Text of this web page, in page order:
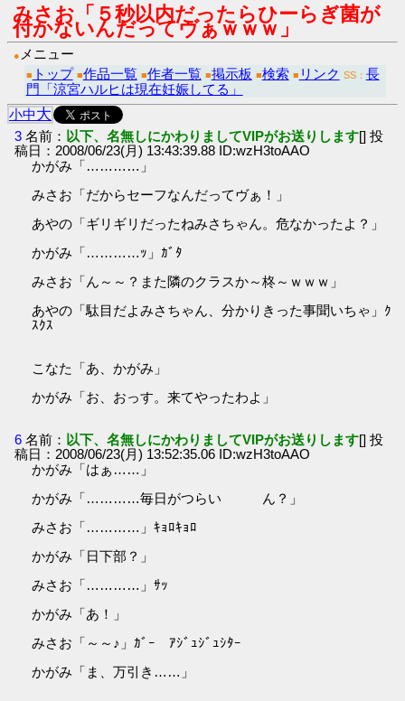
みさお「５秒以内だったらひーらぎ菌が
付かないんだってヴぁｗｗｗ」
● メニュー
■ トップ ■作品一覧 ■作者一覧 ■掲示板 ■検索 ■ リンク SS： 長
門「涼宮ハルヒは現在妊娠してる」
小中大
3 名前： 以下、名無しにかわりましてVIPがお送りします[] 投
稿日：2008/06/23(月) 13:43:39.88 ID:wzH3toAAO
かがみ「…………」
みさお「だからセーフなんだってヴぁ！」
あやの「ギリギリだったねみさちゃん。危なかったよ？」
かがみ「…………ｯ」ｶﾞﾀ
みさお「ん～～？また隣のクラスか～柊～ｗｗｗ」
あやの「駄目だよみさちゃん、分かりきった事聞いちゃ」ｸ
ｽｸｽ
こなた「あ、かがみ」
かがみ「お、おっす。来てやったわよ」
6 名前： 以下、名無しにかわりましてVIPがお送りします[] 投
稿日：2008/06/23(月) 13:52:35.06 ID:wzH3toAAO
かがみ「はぁ……」
かがみ「…………毎日がつらい ん？」
みさお「…………」ｷｮﾛｷｮﾛ
かがみ「日下部？」
みさお「…………」ｻｯ
かがみ「あ！」
みさお「～～♪」ｶﾞｰ ｱｼﾞｭｼﾞｭｼﾀｰ
かがみ「ま、万引き……」